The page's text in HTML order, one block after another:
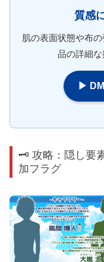
質感
肌の表面状態や布
品の詳細な
▶
🗝️ 攻略：隠し要
加フラグ